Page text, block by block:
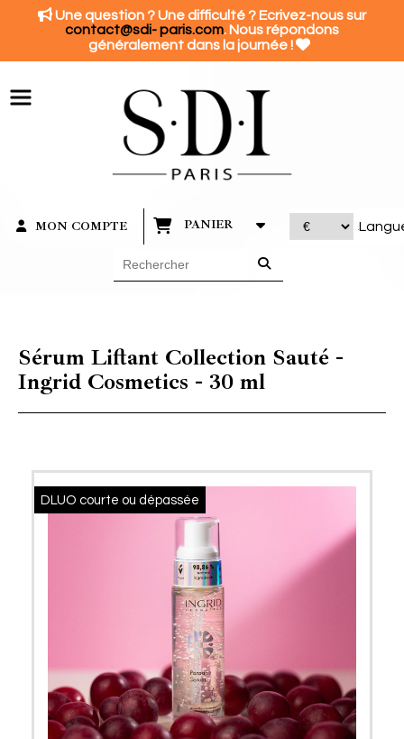
Une question ? Une difficulté ? Ecrivez-nous sur
contact@sdi- paris.com. Nous répondons
généralement dans la journée !
MON COMPTE PANIER
Sérum Liftant Collection Sauté -
Ingrid Cosmetics - 30 ml
DLUO courte ou dépassée
Panneau de gestion des cookies